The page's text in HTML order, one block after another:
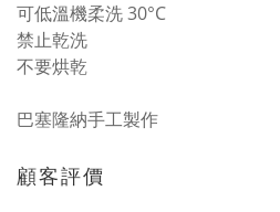
可低溫機柔洗 30°C
禁止乾洗
不要烘乾
巴塞隆納手工製作
顧客評價